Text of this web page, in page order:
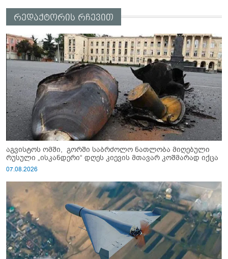
რედაქტორის რჩევით
აგვისტოს ომში, გორში საბრძოლო ნათლობა მიღებული
რუსული „ისკანდერი“ დღეს კიევის მთავარ კოშმარად იქცა
07.08.2026